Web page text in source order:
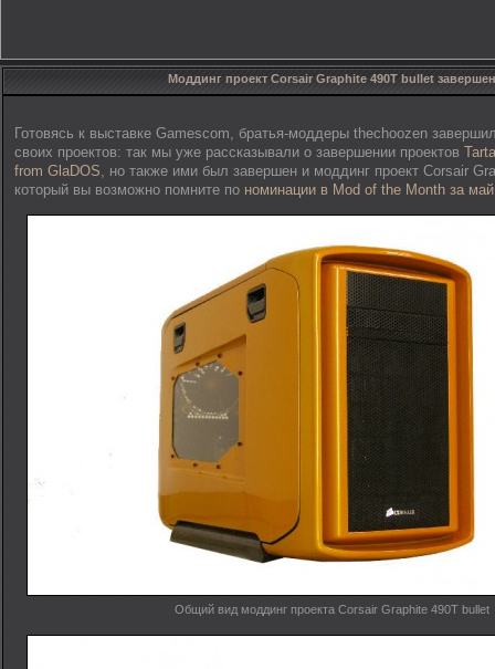
Моддинг проект Corsair Graphite 490T bullet завершен
Готовясь к выставке Gamescom, братья-моддеры thechoozen
своих проектов: так мы уже рассказывали о завершении проектов
from GlaDOS, но также ими был завершен и моддинг проект Corsair
который вы возможно помните по номинации в Mod of the Month за
Общий вид моддинг проекта Corsair Graphite 490T bullet